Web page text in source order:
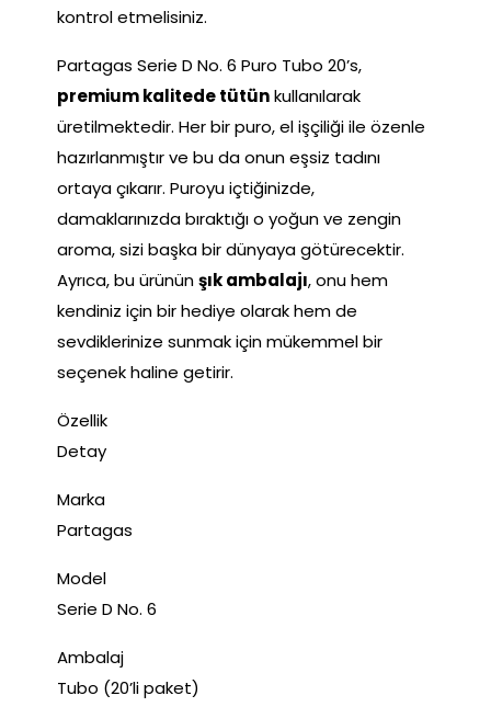
kontrol etmelisiniz.
Partagas Serie D No. 6 Puro Tubo 20’s,
premium kalitede tütünkullanılarak
üretilmektedir. Her bir puro, el işçiliği ile özenle
hazırlanmıştır ve bu da onun eşsiz tadını
ortaya çıkarır. Puroyu içtiğinizde,
damaklarınızda bıraktığı o yoğun ve zengin
aroma, sizi başka bir dünyaya götürecektir.
Ayrıca, bu ürününşık ambalajı, onu hem
kendiniz için bir hediye olarak hem de
sevdiklerinize sunmak için mükemmel bir
seçenek haline getirir.
Özellik
Detay
Marka
Partagas
Model
Serie D No. 6
Ambalaj
Tubo (20’li paket)